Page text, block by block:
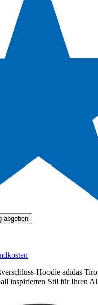
abgeben
Hoodie adidas
inspirierten Stil für Ihren